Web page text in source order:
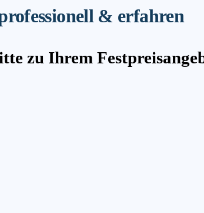
& erfahren
zu Ihrem